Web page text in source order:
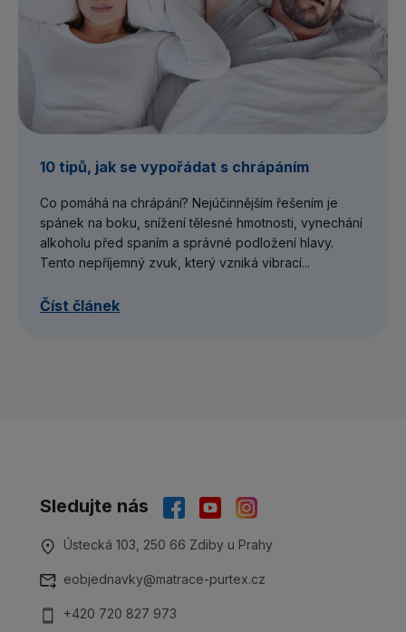
10 tipů, jak se vypořádat s chrápáním
Co pomáhá na chrápání? Nejúčinnějším řešením je
spánek na boku, snížení tělesné hmotnosti, vynechání
alkoholu před spaním a správné podložení hlavy.
Tento nepříjemný zvuk, který vzniká vibrací...
Číst článek
Sledujte nás
Ústecká 103, 250 66 Zdiby u Prahy
eobjednavky@matrace-purtex.cz
+420 720 827 973